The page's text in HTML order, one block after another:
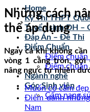
Home
Kỳ Thi THPT
Tuyển sinh ĐH –
Đáp Án – Đề Thi
Điểm Chuẩn
Điểm chuẩn
Điểm chuẩn
Ngành nghề
Góc Sinh viên
Cẩm nang
Những cách
thể áp dụng
Ngay cả khi không
vòng 1 căng tròn, gợi
nâng ngực tự nhiên
Muốn có cằm
Điểm danh
Nam